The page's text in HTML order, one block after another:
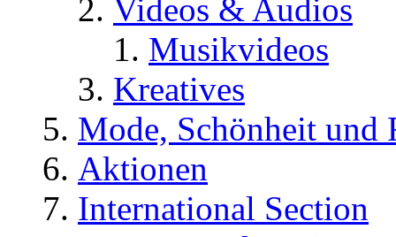
Videos & Audios
Musikvideos
Kreatives
Mode, Schönheit und
Aktionen
International Section